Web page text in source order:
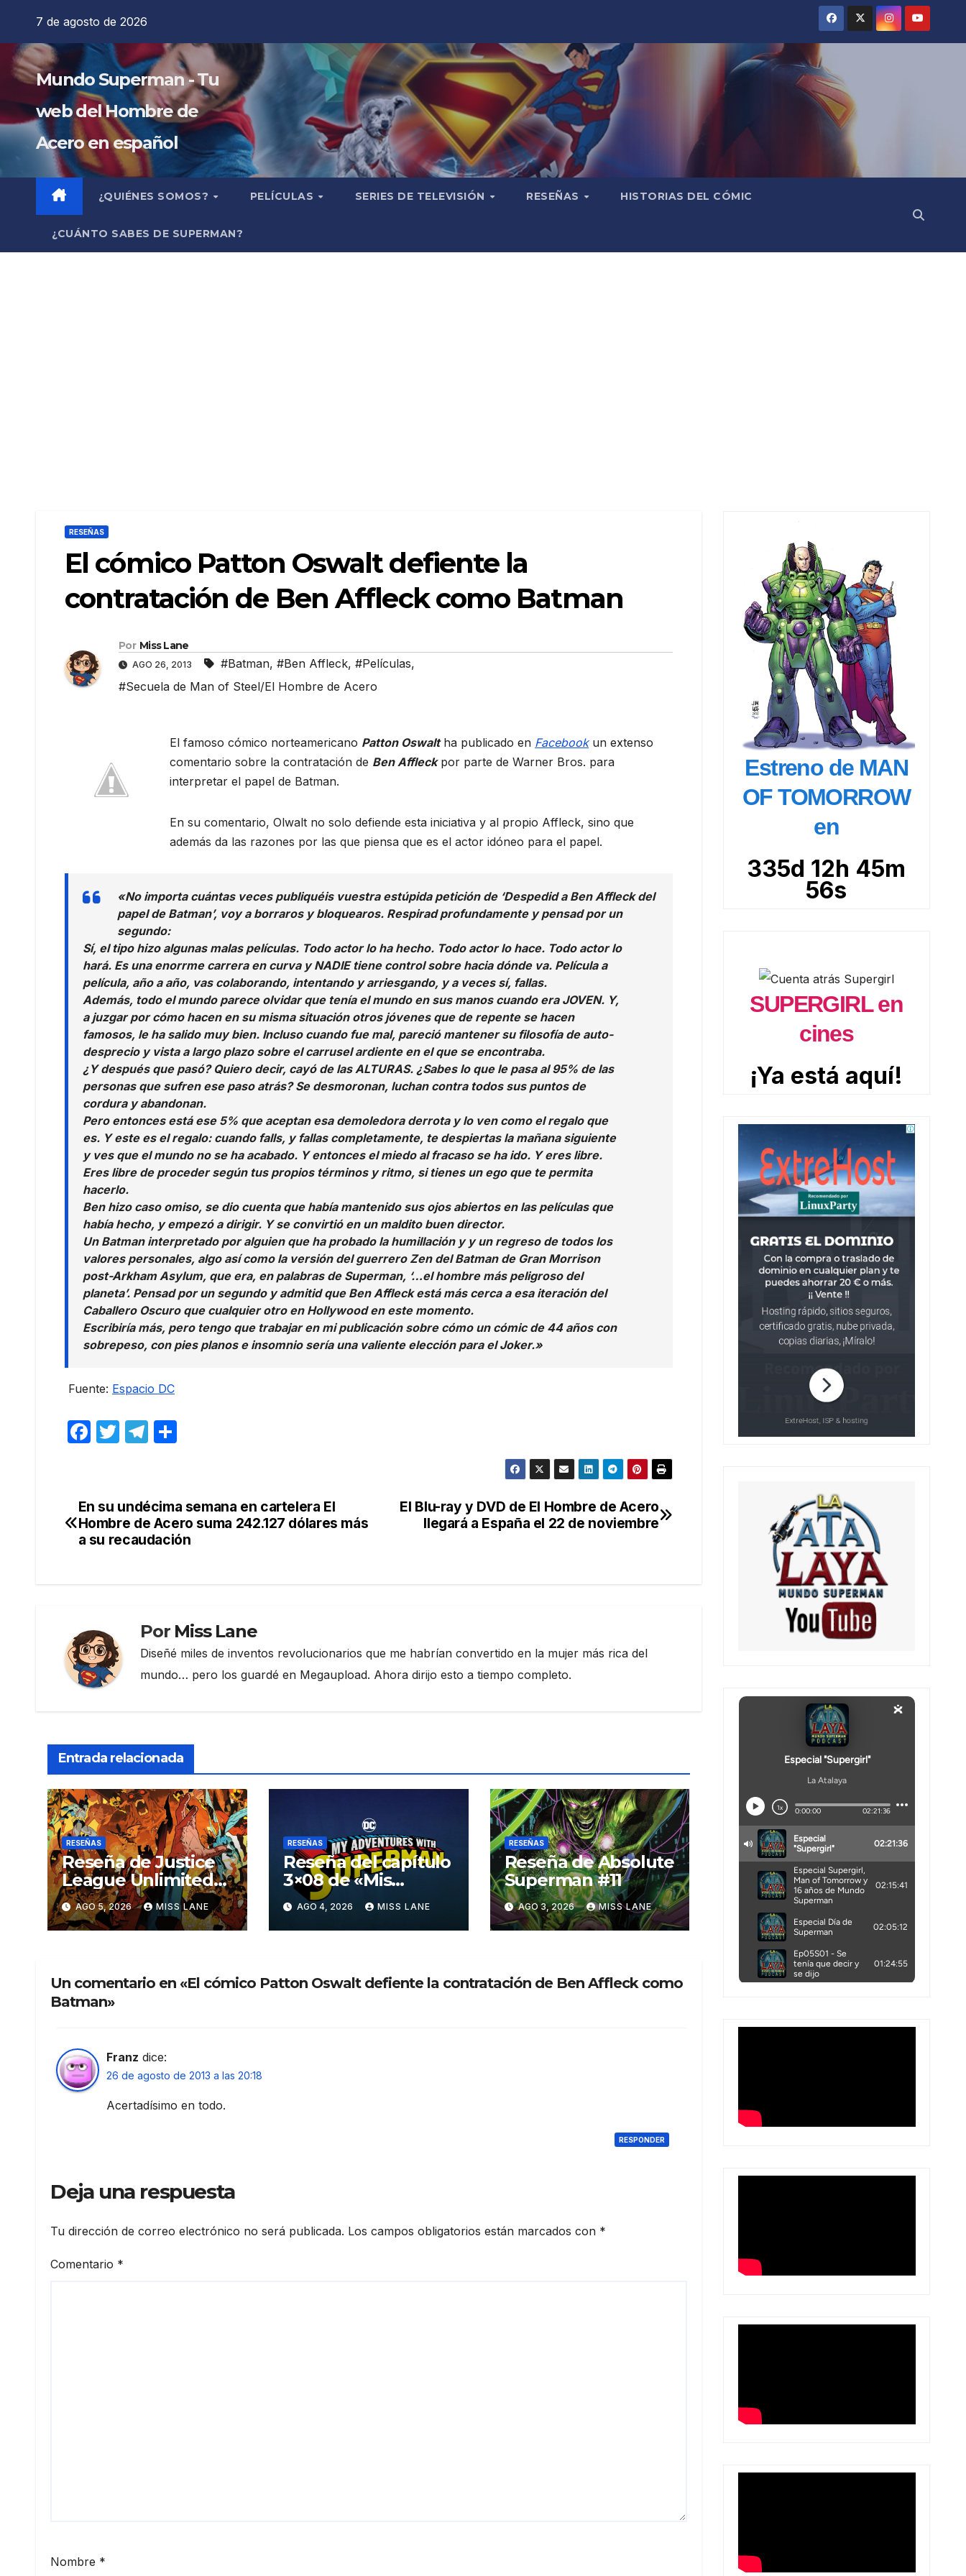
contenido
7 de agosto de 2026
Mundo Superman - Tu
web del Hombre de
Acero en español
¿QUIÉNES SOMOS? PELÍCULAS SERIES DE TELEVISIÓN RESEÑAS HISTORIAS DEL CÓMIC
¿CUÁNTO SABES DE SUPERMAN?
RESEÑAS
El cómico Patton Oswalt defiente la
contratación de Ben Affleck como Batman
Por Miss Lane
AGO 26, 2013 #Batman, #Ben Affleck, #Películas,
#Secuela de Man of Steel/El Hombre de Acero
El famoso cómico norteamericano Patton Oswaltha publicado en Facebookun extenso
comentario sobre la contratación de Ben Affleckpor parte de Warner Bros. para
interpretar el papel de Batman.
En su comentario, Olwalt no solo defiende esta iniciativa y al propio Affleck, sino que
además da las razones por las que piensa que es el actor idóneo para el papel.
«No importa cuántas veces publiquéis vuestra estúpida petición de ‘Despedid a Ben Affleck del
papel de Batman’, voy a borraros y bloquearos. Respirad profundamente y pensad por un
segundo:
Sí, el tipo hizo algunas malas películas. Todo actor lo ha hecho. Todo actor lo hace. Todo actor lo
hará. Es una enorrme carrera en curva y NADIE tiene control sobre hacia dónde va. Película a
película, año a año, vas colaborando, intentando y arriesgando, y a veces sí, fallas.
Además, todo el mundo parece olvidar que tenía el mundo en sus manos cuando era JOVEN. Y,
a juzgar por cómo hacen en su misma situación otros jóvenes que de repente se hacen
famosos, le ha salido muy bien. Incluso cuando fue mal, pareció mantener su filosofía de auto-
desprecio y vista a largo plazo sobre el carrusel ardiente en el que se encontraba.
¿Y después que pasó? Quiero decir, cayó de las ALTURAS. ¿Sabes lo que le pasa al 95% de las
personas que sufren ese paso atrás? Se desmoronan, luchan contra todos sus puntos de
cordura y abandonan.
Pero entonces está ese 5% que aceptan esa demoledora derrota y lo ven como el regalo que
es. Y este es el regalo: cuando falls, y fallas completamente, te despiertas la mañana siguiente
y ves que el mundo no se ha acabado. Y entonces el miedo al fracaso se ha ido. Y eres libre.
Eres libre de proceder según tus propios términos y ritmo, si tienes un ego que te permita
hacerlo.
Ben hizo caso omiso, se dio cuenta que había mantenido sus ojos abiertos en las películas que
había hecho, y empezó a dirigir. Y se convirtió en un maldito buen director.
Un Batman interpretado por alguien que ha probado la humillación y y un regreso de todos los
valores personales, algo así como la versión del guerrero Zen del Batman de Gran Morrison
post-Arkham Asylum, que era, en palabras de Superman, ‘…el hombre más peligroso del
planeta’. Pensad por un segundo y admitid que Ben Affleck está más cerca a esa iteración del
Caballero Oscuro que cualquier otro en Hollywood en este momento.
Escribiría más, pero tengo que trabajar en mi publicación sobre cómo un cómic de 44 años con
sobrepeso, con pies planos e insomnio sería una valiente elección para el Joker.»
Fuente: Espacio DC
F
e
b
o
T
er
T
gr
a
m
p
ar
tir
Navegación
de
El Blu-ray y DVD de El Hombre de Acero
llegará a España el 22 de noviembre
En su undécima semana en cartelera El
Hombre de Acero suma 242.127 dólares más
a su recaudación
Por Miss Lane
Diseñé miles de inventos revolucionarios que me habrían convertido en la mujer más rica del
mundo… pero los guardé en Megaupload. Ahora dirijo esto a tiempo completo.
Entrada relacionada
RESEÑAS
Reseña de Justice
League Unlimited
#11AGO 5, 2026 MISS LANE
RESEÑAS
Reseña del capítulo
3×08 de «Mis
aventuras con
Superman»
AGO 4, 2026 MISS LANE
RESEÑAS
Reseña de Absolute
Superman #11
AGO 3, 2026 MISS LANE
Un comentario en «El cómico Patton Oswalt defiente la contratación de Ben Affleck como
Batman»
Franz dice:
26 de agosto de 2013 a las 20:18
Acertadísimo en todo.
RESPONDER
Deja una respuesta
Tu dirección de correo electrónico no será publicada. Los campos obligatorios están marcados con *
Comentario *
Nombre *
Estreno de MAN
OF TOMORROW
en
335d 12h 45m
55s
SUPERGIRL en
cines
¡Ya está aquí!